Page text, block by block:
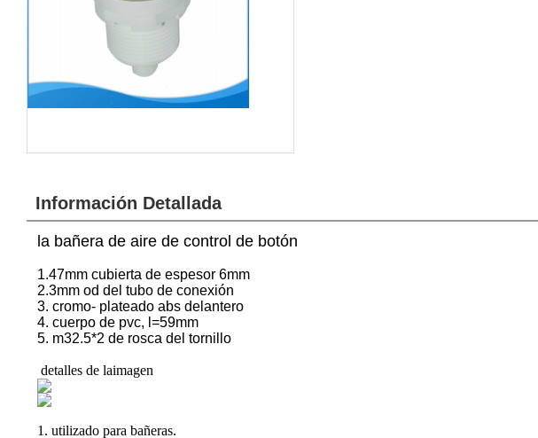
Información Detallada
la bañera de aire de control de botón
1.47mm cubierta de espesor 6mm
2.3mm od del tubo de conexión
3. cromo- plateado abs delantero
4. cuerpo de pvc, l=59mm
5. m32.5*2 de rosca del tornillo
detalles de laimagen
1. utilizado para bañeras.